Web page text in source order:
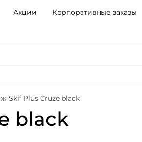
Акции Корпоративные заказы
Skif Plus Cruze black
black